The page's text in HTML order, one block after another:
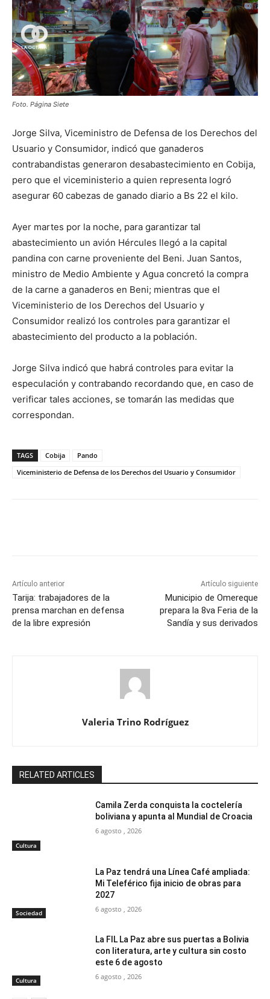
Foto. Página Siete
Jorge Silva, Viceministro de Defensa de los Derechos del
Usuario y Consumidor, indicó que ganaderos
contrabandistas generaron desabastecimiento en Cobija,
pero que el viceministerio a quien representa logró
asegurar 60 cabezas de ganado diario a Bs 22 el kilo.
Ayer martes por la noche, para garantizar tal
abastecimiento un avión Hércules llegó a la capital
pandina con carne proveniente del Beni. Juan Santos,
ministro de Medio Ambiente y Agua concretó la compra
de la carne a ganaderos en Beni; mientras que el
Viceministerio de los Derechos del Usuario y
Consumidor realizó los controles para garantizar el
abastecimiento del producto a la población.
Jorge Silva indicó que habrá controles para evitar la
especulación y contrabando recordando que, en caso de
verificar tales acciones, se tomarán las medidas que
correspondan.
TAGS Cobija
Pando
Viceministerio de Defensa de los Derechos del Usuario y Consumidor
Artículo anterior
Tarija: trabajadores de la
prensa marchan en defensa
de la libre expresión
Artículo siguiente
Municipio de Omereque
prepara la 8va Feria de la
Sandía y sus derivados
Valeria Trino Rodríguez
RELATED ARTICLES
Cultura
Camila Zerda conquista la coctelería
boliviana y apunta al Mundial de Croacia
6 agosto , 2026
Sociedad
La Paz tendrá una Línea Café ampliada:
Mi Teleférico fija inicio de obras para
2027
6 agosto , 2026
Cultura
La FIL La Paz abre sus puertas a Bolivia
con literatura, arte y cultura sin costo
este 6 de agosto
6 agosto , 2026